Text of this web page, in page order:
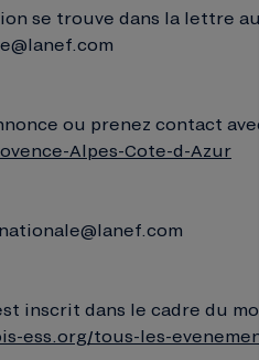
se trouve dans la lettre
ou prenez contact
Alpes-Cote-d-Azur
inscrit dans le cadre du
ess.org/tous-les-